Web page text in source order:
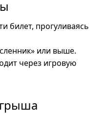
билет, прогуливаясь
или выше.
через игровую